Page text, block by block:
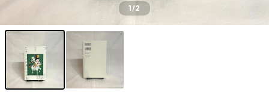
1/2